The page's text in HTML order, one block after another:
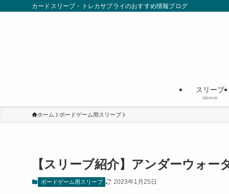
カードスリーブ・トレカサプライのおすすめ情報ブログ
スリーブ
sleeve
ホーム ボードゲーム用スリーブ
【スリーブ紹介】アンダーウォ
ボードゲーム用スリーブ 2023年1月25日